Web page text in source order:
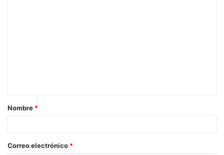
Nombre *
Correo electrónico *